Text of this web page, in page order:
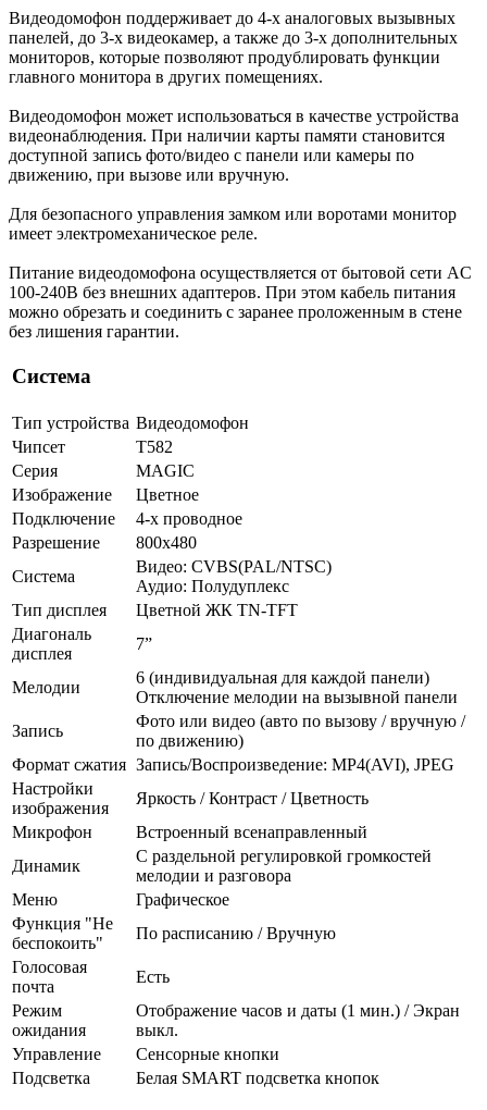
Видеодомофон поддерживает до 4-х аналоговых вызывных
панелей, до 3-х видеокамер, а также до 3-х дополнительных
мониторов, которые позволяют продублировать функции
главного монитора в других помещениях.
Видеодомофон может использоваться в качестве устройства
видеонаблюдения. При наличии карты памяти становится
доступной запись фото/видео с панели или камеры по
движению, при вызове или вручную.
Для безопасного управления замком или воротами монитор
имеет электромеханическое реле.
Питание видеодомофона осуществляется от бытовой сети AC
100-240В без внешних адаптеров. При этом кабель питания
можно обрезать и соединить с заранее проложенным в стене
без лишения гарантии.
Система
Тип устройства Видеодомофон
Чипсет
T582
Серия
MAGIC
Изображение
Цветное
Подключение
4-х проводное
Разрешение
800x480
Система
Видео: CVBS(PAL/NTSC)
Аудио: Полудуплекс
Тип дисплея
Цветной ЖК TN-TFT
Диагональ
дисплея
7”
Мелодии
6 (индивидуальная для каждой панели)
Отключение мелодии на вызывной панели
Запись
Фото или видео (авто по вызову / вручную /
по движению)
Формат сжатия Запись/Воспроизведение: MP4(AVI), JPEG
Настройки
изображения
Яркость / Контраст / Цветность
Микрофон
Встроенный всенаправленный
Динамик
С раздельной регулировкой громкостей
мелодии и разговора
Меню
Графическое
Функция "Не
беспокоить"
По расписанию / Вручную
Голосовая
почта
Есть
Режим
ожидания
Отображение часов и даты (1 мин.) / Экран
выкл.
Управление
Сенсорные кнопки
Подсветка
Белая SMART подсветка кнопок